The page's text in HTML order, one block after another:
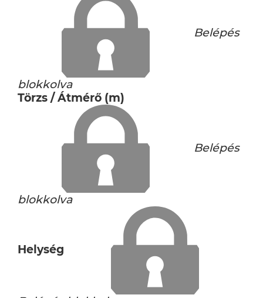
Belépés
blokkolva
Törzs / Átmérő (m)
Belépés
blokkolva
Helység